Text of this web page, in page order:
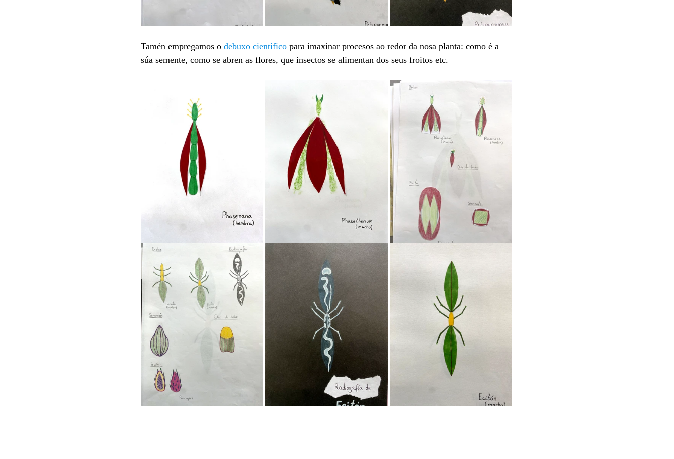
Tamén empregamos o debuxo científico para imaxinar procesos ao redor da nosa planta: como é a
súa semente, como se abren as flores, que insectos se alimentan dos seus froitos etc.